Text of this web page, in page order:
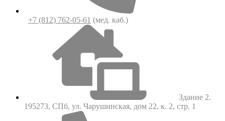
+7 (812) 762-05-61 (мед. каб.)
Здание 2.
195273, СПб, ул. Чарушинская, дом 22, к. 2, стр. 1